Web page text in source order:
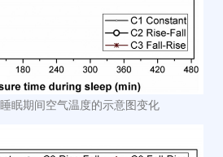
睡眠期间空气温度的示意图变化